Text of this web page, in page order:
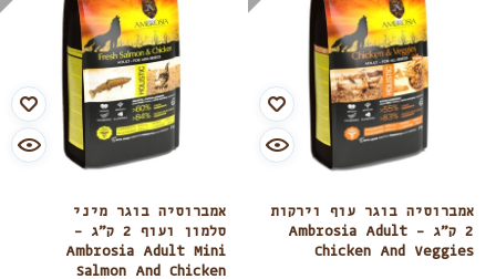
אמברוסיה בוגר עוף וירקות
2 ק”ג – Ambrosia Adult
Chicken And Veggies
אמברוסיה בוגר מיני
סלמון ועוף 2 ק”ג –
Ambrosia Adult Mini
Salmon And Chicken